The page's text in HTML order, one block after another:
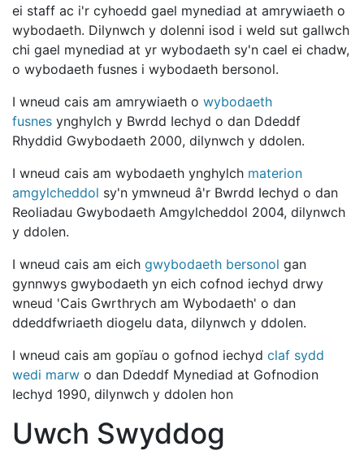
ei staff ac i'r cyhoedd gael mynediad at amrywiaeth o
wybodaeth. Dilynwch y dolenni isod i weld sut gallwch
chi gael mynediad at yr wybodaeth sy'n cael ei chadw,
o wybodaeth fusnes i wybodaeth bersonol.
I wneud cais am amrywiaeth o wybodaeth
fusnes ynghylch y Bwrdd Iechyd o dan Ddeddf
Rhyddid Gwybodaeth 2000, dilynwch y ddolen.
I wneud cais am wybodaeth ynghylch materion
amgylcheddol sy'n ymwneud â'r Bwrdd Iechyd o dan
Reoliadau Gwybodaeth Amgylcheddol 2004, dilynwch
y ddolen.
I wneud cais am eich gwybodaeth bersonol gan
gynnwys gwybodaeth yn eich cofnod iechyd drwy
wneud 'Cais Gwrthrych am Wybodaeth' o dan
ddeddfwriaeth diogelu data, dilynwch y ddolen.
I wneud cais am gopïau o gofnod iechyd claf sydd
wedi marw o dan Ddeddf Mynediad at Gofnodion
Iechyd 1990, dilynwch y ddolen hon
Uwch Swyddog